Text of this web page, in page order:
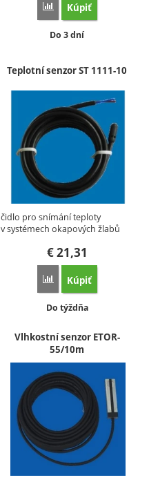
Porovnať
Kúpiť
Dostupnosť:
Do 3 dní
Teplotní senzor ST 1111-10
čidlo pro snímání teploty
v systémech okapových žlabů
€21,31
Porovnať
Kúpiť
Dostupnosť:
Do týždňa
Vlhkostní senzor ETOR-
55/10m